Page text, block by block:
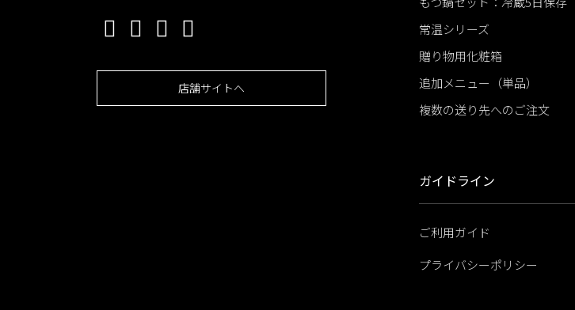
店舗サイトへ
常温シリーズ
贈り物用化粧箱
追加メニュー（単品）
複数の送り先へのご注文
ガイドライン
ご利用ガイド
プライバシーポリシー